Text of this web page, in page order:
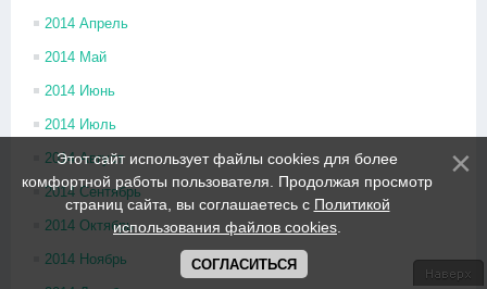
2014 Апрель
2014 Май
2014 Июнь
2014 Июль
2014 Август
2014 Сентябрь
2014 Октябрь
2014 Ноябрь
Этот сайт использует файлы cookies для более
комфортной работы пользователя. Продолжая просмотр
страниц сайта, вы соглашаетесь с Политикой
использования файлов cookies
СОГЛАСИТЬСЯ